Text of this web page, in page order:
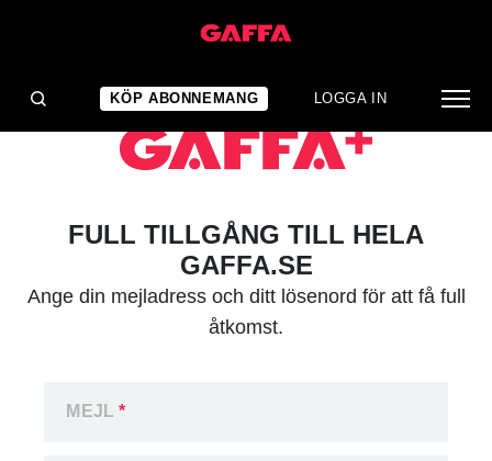
KÖP ABONNEMANG LOGGA IN
FULL TILLGÅNG TILL HELA
GAFFA.SE
Ange din mejladress och ditt lösenord för att få full
åtkomst.
MEJL*